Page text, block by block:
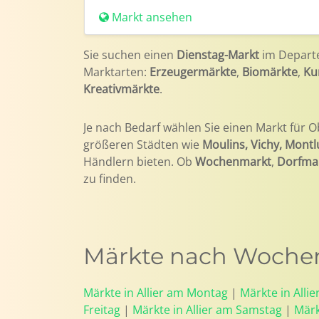
Markt ansehen
Sie suchen einen Dienstag-Markt im
Marktarten: Erzeugermärkte, Biomärkte,
Kreativmärkte.
Je nach Bedarf wählen Sie einen Markt für
größeren Städten wie Moulins, Vichy,
Händlern bieten. Ob Wochenmarkt,
zu finden.
Märkte nach
Märkte in Allier am Montag | Märkte in
Freitag | Märkte in Allier am Samstag |